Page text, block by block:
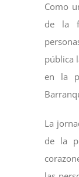
Como
de la
pública
en la
La
de la